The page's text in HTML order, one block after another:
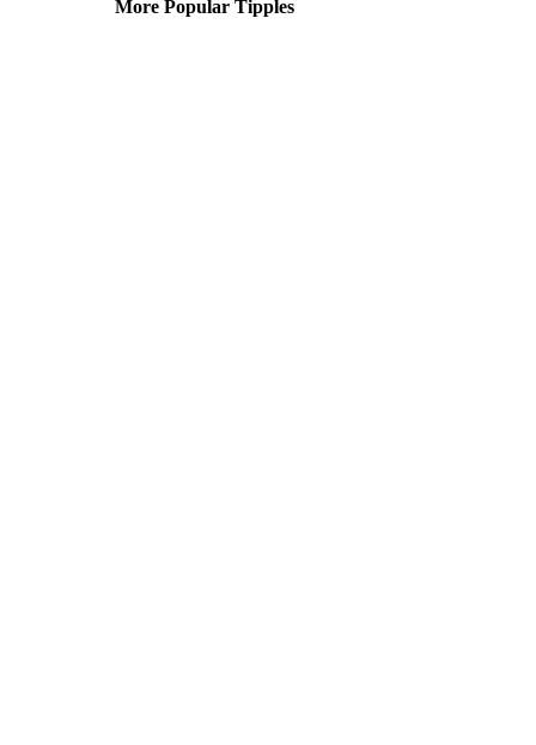
More Popular Tipples